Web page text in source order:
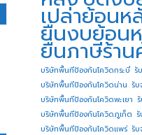
เปล่าย้อนห
ยื่นงบย้อน
ยื่นภาษีร้าน
บริษัทพื้นทีป้องกันโควิดกระบี่ รั
บริษัทพื้นทีป้องกันโควิดน่าน รั
บริษัทพื้นทีป้องกันโควิดพะเยา
บริษัทพื้นทีป้องกันโควิดภูเก็ต
บริษัทพื้นทีป้องกันโควิดแพร่ รั